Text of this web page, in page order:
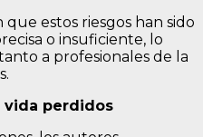
estos riesgos han sido
o insuficiente, lo
a profesionales de la
vida perdidos